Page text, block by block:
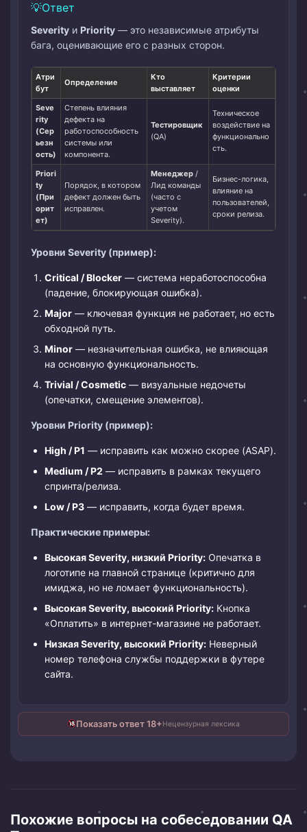
Ответ
Severity и Priority — это независимые атрибуты
бага, оценивающие его с разных сторон.
Атри
бут
Определение
Кто
выставляет
Критерии
оценки
Seve
rity
(Сер
ьезн
ость)
Степень влияния
дефекта на
работоспособность
системы или
компонента.
Тестировщик
(QA)
Техническое
воздействие на
функционально
сть.
Priori
ty
(При
орит
ет)
Порядок, в котором
дефект должен быть
исправлен.
Менеджер /
Лид команды
(часто с
учетом
Severity).
Бизнес-логика,
влияние на
пользователей,
сроки релиза.
Уровни Severity (пример):
Critical / Blocker — система неработоспособна
(падение, блокирующая ошибка).
Major — ключевая функция не работает, но есть
обходной путь.
Minor — незначительная ошибка, не влияющая
на основную функциональность.
Trivial / Cosmetic — визуальные недочеты
(опечатки, смещение элементов).
Уровни Priority (пример):
High / P1 — исправить как можно скорее (ASAP).
Medium / P2 — исправить в рамках текущего
спринта/релиза.
Low / P3 — исправить, когда будет время.
Практические примеры:
Высокая Severity, низкий Priority: Опечатка в
логотипе на главной странице (критично для
имиджа, но не ломает функциональность).
Высокая Severity, высокий Priority: Кнопка
«Оплатить» в интернет-магазине не работает.
Низкая Severity, высокий Priority: Неверный
номер телефона службы поддержки в футере
сайта.
Показать ответ 18+Нецензурная лексика
Похожие вопросы на собеседовании QA